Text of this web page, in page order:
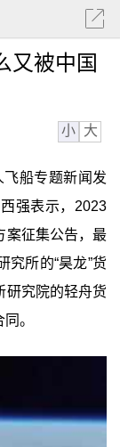
又被中国
小 大
船专题新闻发
强表示，2023
案征集公告，最
究所的“昊龙”货
研究院的轻舟货
。